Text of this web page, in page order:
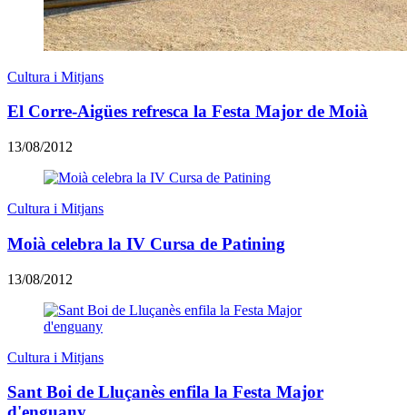
Cultura i Mitjans
El Corre-Aigües refresca la Festa Major de Moià
13/08/2012
Cultura i Mitjans
Moià celebra la IV Cursa de Patining
13/08/2012
Cultura i Mitjans
Sant Boi de Lluçanès enfila la Festa Major